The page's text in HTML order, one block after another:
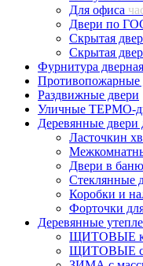
Для офиса
Двери по
Скрытая
Скрытая
Фурнитура дверная
Противопожарные
Раздвижные двери
Уличные ТЕРМО-
Деревянные двери
Ласточкин
Двери в
Стеклянные
Коробки и
Форточки
Деревянные
ЩИТОВЫЕ
ЩИТОВЫЕ